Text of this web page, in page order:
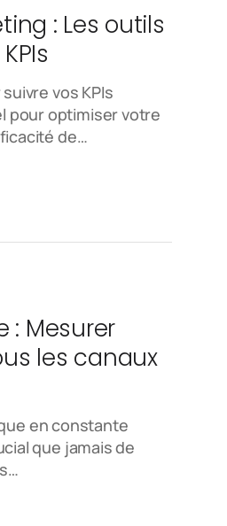
: Les outils
vos KPIs
pour optimiser votre
de…
: Mesurer
les canaux
en constante
que jamais de